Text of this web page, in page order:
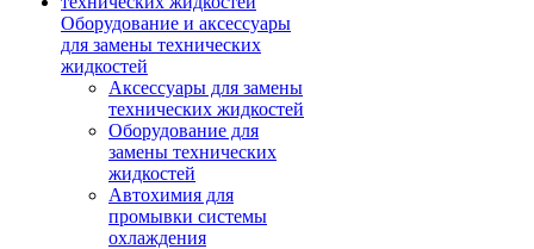
Оборудование и аксессуары
для замены технических
жидкостей
Аксессуары для замены
технических жидкостей
Оборудование для
замены технических
жидкостей
Автохимия для
промывки системы
охлаждения